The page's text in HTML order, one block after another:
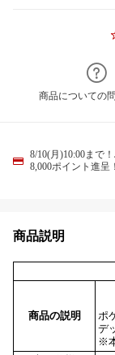
商品についての
8/10(月)10:00まで
8,000ポイント進呈！
商品説明
商品の説明
ポ
デ
※